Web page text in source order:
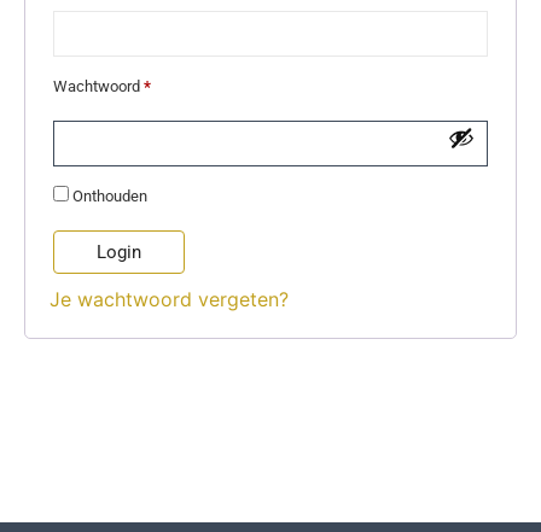
Wachtwoord *
Onthouden
Login
Je wachtwoord vergeten?